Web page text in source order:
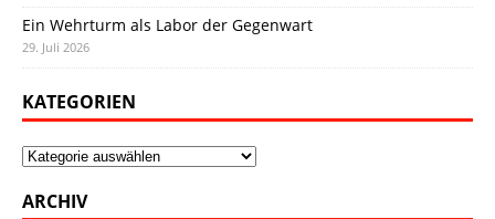
Ein Wehrturm als Labor der Gegenwart
29. Juli 2026
KATEGORIEN
Kategorien
ARCHIV